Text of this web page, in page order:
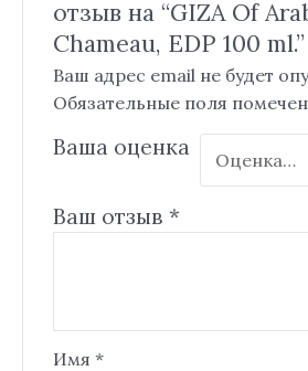
отзыв на “GIZA Of
Chameau, EDP 100 ml.”
Ваш адрес email не будет
Обязательные поля
Ваша оценка
Ваш отзыв *
Имя *